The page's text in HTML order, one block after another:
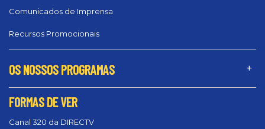
Comunicados de Imprensa
Recursos Promocionais
OS NOSSOS PROGRAMAS
FORMAS DE VER
Canal 320 da DIRECTV